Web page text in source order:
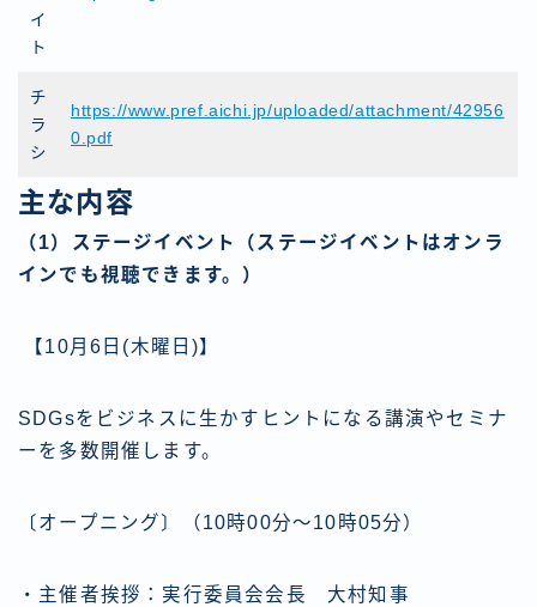
イ
ト
チ
ラ
シ
https://www.pref.aichi.jp/uploaded/attachment/42956
0.pdf
主な内容
（1）ステージイベント（ステージイベントはオンラ
インでも視聴できます。）
【10月6日(木曜日)】
SDGsをビジネスに生かすヒントになる講演やセミナ
ーを多数開催します。
〔オープニング〕（10時00分～10時05分）
・主催者挨拶：実行委員会会長 大村知事